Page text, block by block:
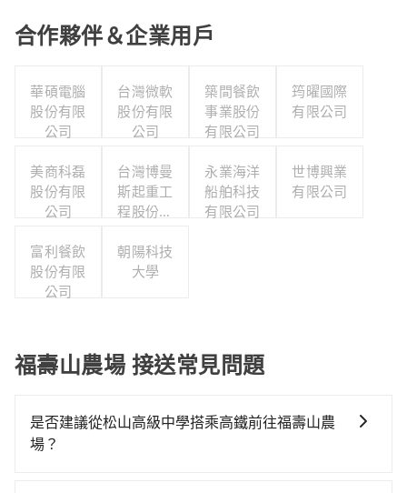
合作夥伴＆企業用戶
華碩電腦
股份有限
公司
台灣微軟
股份有限
公司
築間餐飲
事業股份
有限公司
筠曜國際
有限公司
美商科磊
股份有限
公司
台灣博曼
斯起重工
程股份有
永業海洋
船舶科技
有限公司
世博興業
有限公司
富利餐飲
股份有限
公司
朝陽科技
大學
福壽山農場 接送常見問題
是否建議從松山高級中學搭乘高鐵前往福壽山農
場？